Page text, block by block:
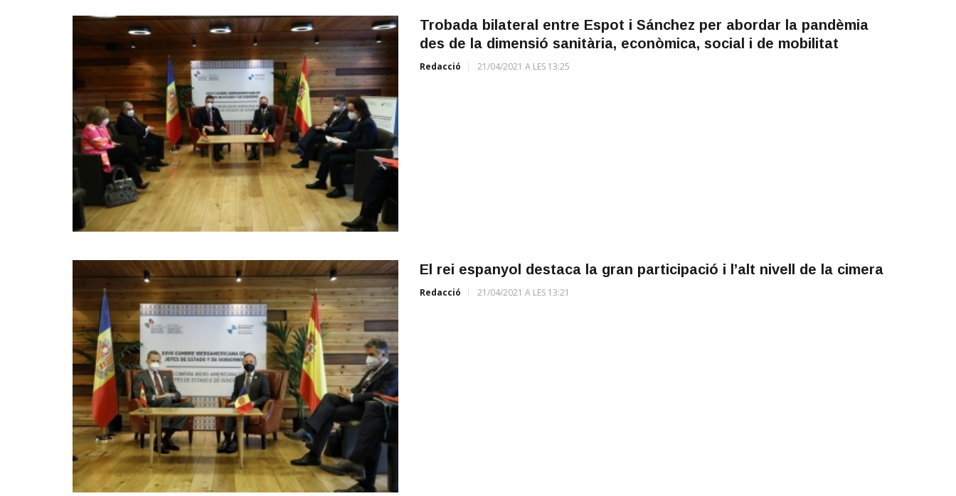
Trobada bilateral entre Espot i Sánchez per abordar la pandèmia
des de la dimensió sanitària, econòmica, social i de mobilitat
Redacció 21/04/2021 A LES 13:25
El rei espanyol destaca la gran participació i l’alt nivell de la cimera
Redacció 21/04/2021 A LES 13:21